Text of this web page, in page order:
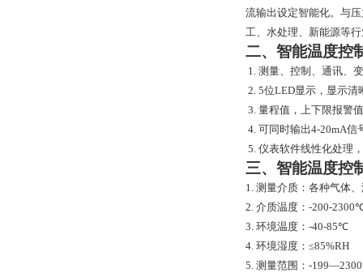
流输出设定智能化。与
工、水处理、新能源等
二、智能温度控
1. 测量、控制、通讯、
2. 5位LED显示，显示清
3. 量程值，上下限报警
4. 可同时输出4-20mA信
5. 仪表软件线性化处理
三、智能温度控
1. 测量介质：各种气体
2. 介质温度： -200-2300
3. 环境温度： -40-85℃
4. 环境湿度： ≤85%RH
5. 测量范围： -199—2300